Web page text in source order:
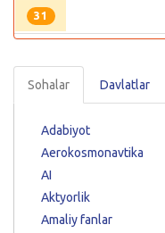
31
Sohalar Davlatlar
Adabiyot
Aerokosmonavtika
AI
Aktyorlik
Amaliy fanlar